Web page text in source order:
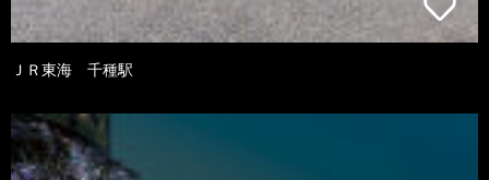
ＪＲ東海 千種駅